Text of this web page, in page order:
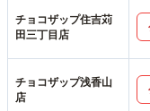
チョコザップ住吉苅
田三丁目店
チョコザップ浅香山
店